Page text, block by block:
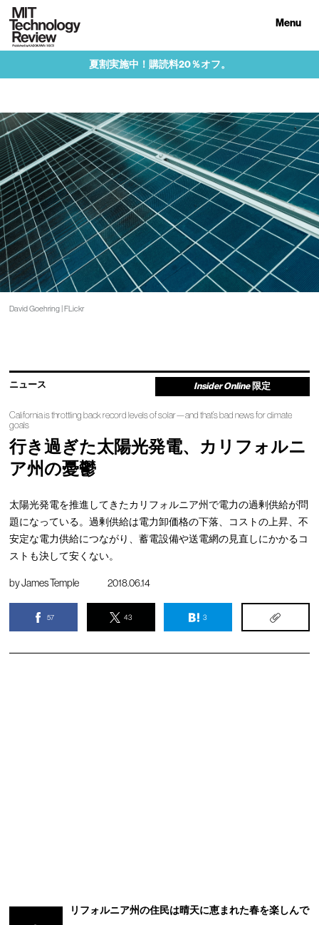
Menu
夏割実施中！購読料20％オフ。
David Goehring | FLickr
ニュース Insider Online 限定
California is throttling back record levels of solar—and that’s bad news for climate
goals
行き過ぎた太陽光発電、カリフォルニ
ア州の憂鬱
太陽光発電を推進してきたカリフォルニア州で電力の過剰供給が問
題になっている。過剰供給は電力卸価格の下落、コストの上昇、不
安定な電力供給につながり、蓄電設備や送電網の見直しにかかるコ
ストも決して安くない。
byJames Temple 2018.06.14
57 43 3
リフォルニア州の住民は晴天に恵まれた春を楽しんで